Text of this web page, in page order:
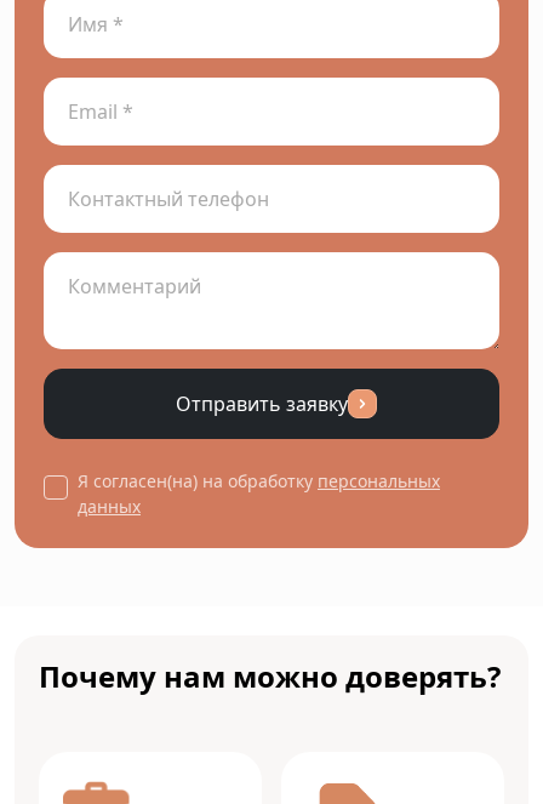
Отправить заявку
Я согласен(на) на обработку персональных
данных
Почему нам можно доверять?